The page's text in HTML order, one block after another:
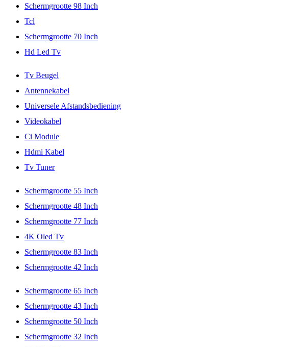
Schermgrootte 98 Inch
Tcl
Schermgrootte 70 Inch
Hd Led Tv
Tv Beugel
Antennekabel
Universele Afstandsbediening
Videokabel
Ci Module
Hdmi Kabel
Tv Tuner
Schermgrootte 55 Inch
Schermgrootte 48 Inch
Schermgrootte 77 Inch
4K Oled Tv
Schermgrootte 83 Inch
Schermgrootte 42 Inch
Schermgrootte 65 Inch
Schermgrootte 43 Inch
Schermgrootte 50 Inch
Schermgrootte 32 Inch